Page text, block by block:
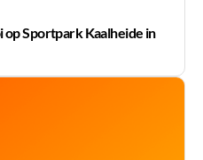
Sportpark Kaalheide in